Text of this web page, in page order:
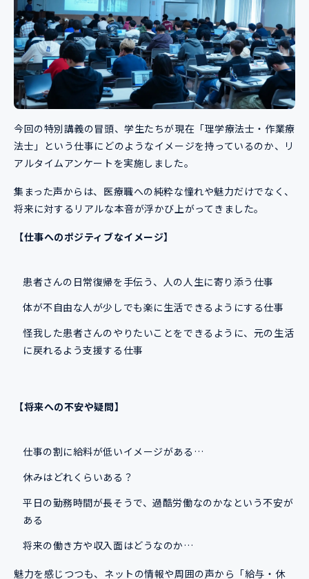
今回の特別講義の冒頭、学生たちが現在「理学療法士・作業療
法士」という仕事にどのようなイメージを持っているのか、リ
アルタイムアンケートを実施しました。
集まった声からは、医療職への純粋な憧れや魅力だけでなく、
将来に対するリアルな本音が浮かび上がってきました。
【仕事へのポジティブなイメージ】
患者さんの日常復帰を手伝う、人の人生に寄り添う仕事
体が不自由な人が少しでも楽に生活できるようにする仕事
怪我した患者さんのやりたいことをできるように、元の生活
に戻れるよう支援する仕事
【将来への不安や疑問】
仕事の割に給料が低いイメージがある…
休みはどれくらいある？
平日の勤務時間が長そうで、過酷労働なのかなという不安が
ある
将来の働き方や収入面はどうなのか…
魅力を感じつつも、ネットの情報や周囲の声から「給与・休